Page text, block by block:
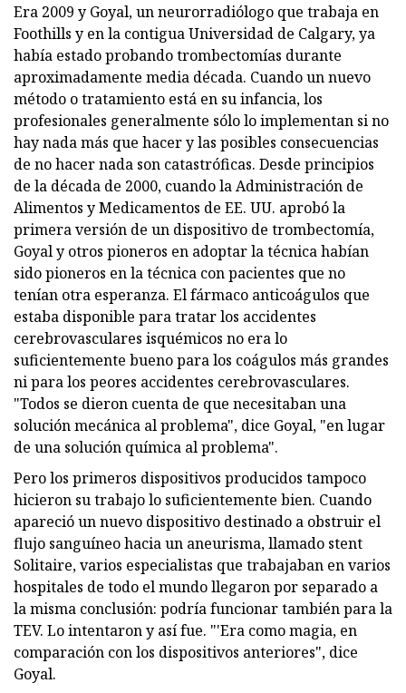
Era 2009 y Goyal, un neurorradiólogo que trabaja en
Foothills y en la contigua Universidad de Calgary, ya
había estado probando trombectomías durante
aproximadamente media década. Cuando un nuevo
método o tratamiento está en su infancia, los
profesionales generalmente sólo lo implementan si no
hay nada más que hacer y las posibles consecuencias
de no hacer nada son catastróficas. Desde principios
de la década de 2000, cuando la Administración de
Alimentos y Medicamentos de EE. UU. aprobó la
primera versión de un dispositivo de trombectomía,
Goyal y otros pioneros en adoptar la técnica habían
sido pioneros en la técnica con pacientes que no
tenían otra esperanza. El fármaco anticoágulos que
estaba disponible para tratar los accidentes
cerebrovasculares isquémicos no era lo
suficientemente bueno para los coágulos más grandes
ni para los peores accidentes cerebrovasculares.
"Todos se dieron cuenta de que necesitaban una
solución mecánica al problema", dice Goyal, "en lugar
de una solución química al problema".
Pero los primeros dispositivos producidos tampoco
hicieron su trabajo lo suficientemente bien. Cuando
apareció un nuevo dispositivo destinado a obstruir el
flujo sanguíneo hacia un aneurisma, llamado stent
Solitaire, varios especialistas que trabajaban en varios
hospitales de todo el mundo llegaron por separado a
la misma conclusión: podría funcionar también para la
TEV. Lo intentaron y así fue. "'Era como magia, en
comparación con los dispositivos anteriores", dice
Goyal.